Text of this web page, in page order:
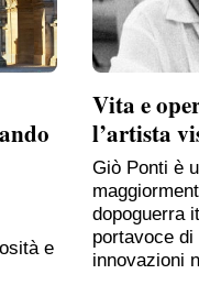
e
Vita e
l’artista
Giò Ponti è
dopoguerra
portavoce di
innovazioni